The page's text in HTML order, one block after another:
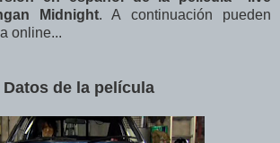
Midnight. A continuación pueden
online...
Datos de la película